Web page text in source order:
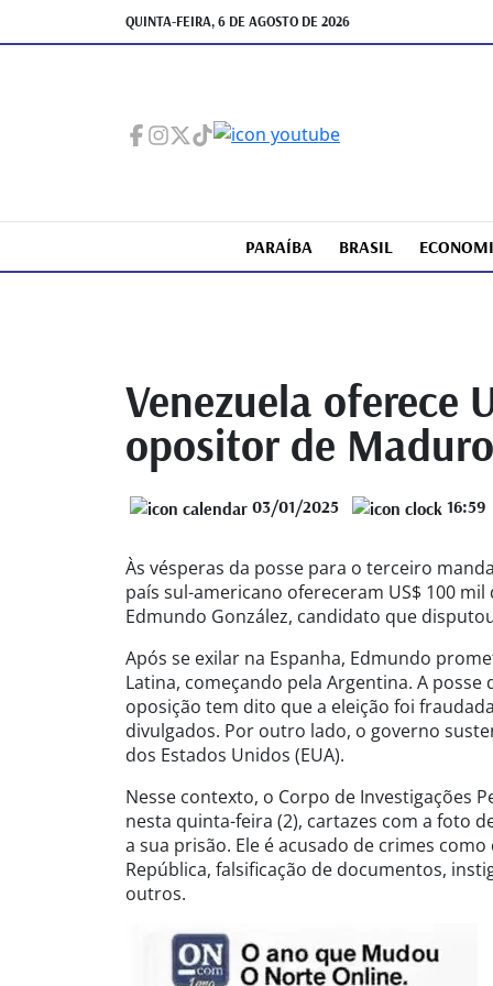
QUINTA-FEIRA, 6 DE AGOSTO DE 2026
PARAÍBA BRASIL
Venezuela oferece
opositor de Maduro
03/01/2025 16:59
Às vésperas da posse para o terceiro
país sul-americano ofereceram US$ 100
Edmundo González, candidato que
Após se exilar na Espanha, Edmundo
Latina, começando pela Argentina. A
oposição tem dito que a eleição foi
divulgados. Por outro lado, o governo
dos Estados Unidos (EUA).
Nesse contexto, o Corpo de Investigações
nesta quinta-feira (2), cartazes com a foto
a sua prisão. Ele é acusado de crimes
República, falsificação de documentos,
outros.